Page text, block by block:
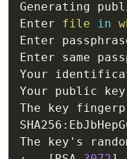
Generating
Enter file in
Enter
Enter same
Your
Your public key
The key
The key's